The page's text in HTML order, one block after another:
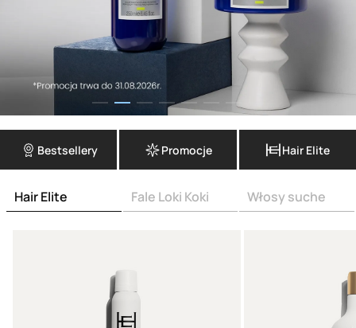
Bestsellery Promocje Hair Elite
Hair Elite Fale Loki Koki Włosy suche